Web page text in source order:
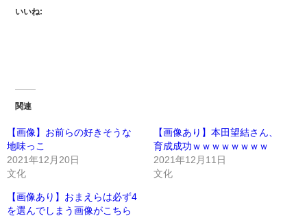
いいね:
関連
【画像】お前らの好きそうな
地味っこ
2021年12月20日
文化
【画像あり】本田望結さん、
育成成功ｗｗｗｗｗｗｗｗ
2021年12月11日
文化
【画像あり】おまえらは必ず4
を選んでしまう画像がこちら